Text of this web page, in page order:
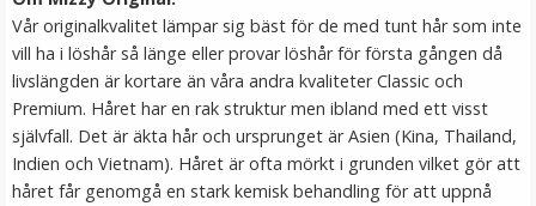
Vår originalkvalitet lämpar sig bäst för de med tunt hår som inte
vill ha i löshår så länge eller provar löshår för första gången då
livslängden är kortare än våra andra kvaliteter Classic och
Premium. Håret har en rak struktur men ibland med ett visst
självfall. Det är äkta hår och ursprunget är Asien (Kina, Thailand,
Indien och Vietnam). Håret är ofta mörkt i grunden vilket gör att
håret får genomgå en stark kemisk behandling för att uppnå